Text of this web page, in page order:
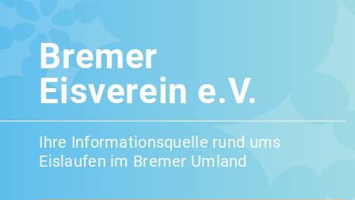
Bremer
Eisverein e.V.
Ihre Informationsquelle rund ums
Eislaufen im Bremer Umland